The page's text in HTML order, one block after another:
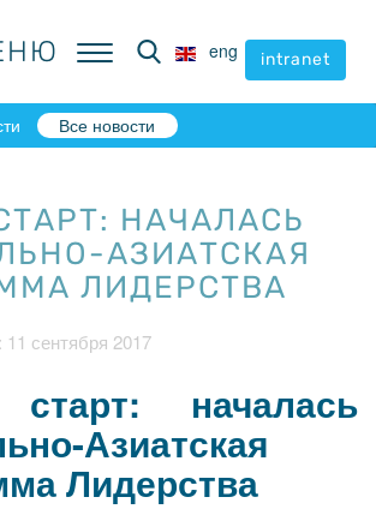
eng intranet
eng intranet
Все новости
НАЧАЛАСЬ
АЗИАТСКАЯ
ЛИДЕРСТВА
сентября 2017
началась
Азиатская
Лидерства